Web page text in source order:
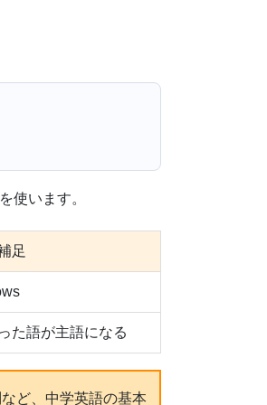
を使います。
足
た語が主語になる
ど、中学英語の基本